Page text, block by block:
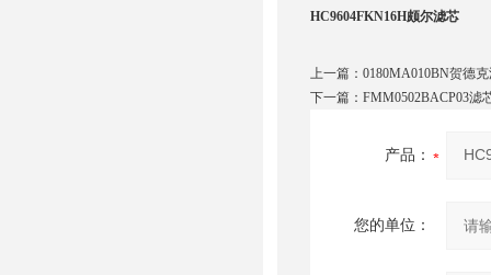
HC9604FKN16H颇尔滤芯
上一篇： 0180MA010BN贺德
下一篇： FMM0502BACP03滤
产品：
您的单位：